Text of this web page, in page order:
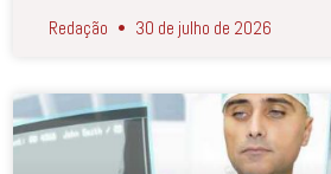
Redação 30 de julho de 2026